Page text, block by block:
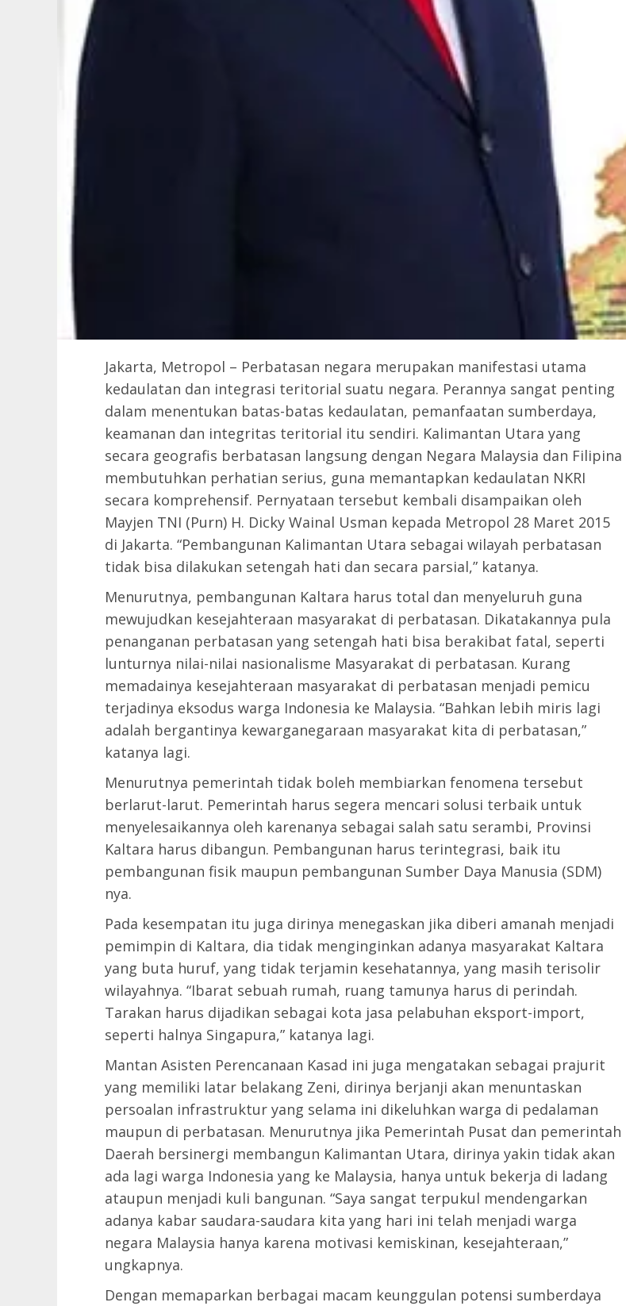
Jakarta, Metropol – Perbatasan negara merupakan manifestasi utama
kedaulatan dan integrasi teritorial suatu negara. Perannya sangat penting
dalam menentukan batas-batas kedaulatan, pemanfaatan sumberdaya,
keamanan dan integritas teritorial itu sendiri. Kalimantan Utara yang
secara geografis berbatasan langsung dengan Negara Malaysia dan Filipina
membutuhkan perhatian serius, guna memantapkan kedaulatan NKRI
secara komprehensif. Pernyataan tersebut kembali disampaikan oleh
Mayjen TNI (Purn) H. Dicky Wainal Usman kepada Metropol 28 Maret 2015
di Jakarta. “Pembangunan Kalimantan Utara sebagai wilayah perbatasan
tidak bisa dilakukan setengah hati dan secara parsial,” katanya.
Menurutnya, pembangunan Kaltara harus total dan menyeluruh guna
mewujudkan kesejahteraan masyarakat di perbatasan. Dikatakannya pula
penanganan perbatasan yang setengah hati bisa berakibat fatal, seperti
lunturnya nilai-nilai nasionalisme Masyarakat di perbatasan. Kurang
memadainya kesejahteraan masyarakat di perbatasan menjadi pemicu
terjadinya eksodus warga Indonesia ke Malaysia. “Bahkan lebih miris lagi
adalah bergantinya kewarganegaraan masyarakat kita di perbatasan,”
katanya lagi.
Menurutnya pemerintah tidak boleh membiarkan fenomena tersebut
berlarut-larut. Pemerintah harus segera mencari solusi terbaik untuk
menyelesaikannya oleh karenanya sebagai salah satu serambi, Provinsi
Kaltara harus dibangun. Pembangunan harus terintegrasi, baik itu
pembangunan fisik maupun pembangunan Sumber Daya Manusia (SDM)
nya.
Pada kesempatan itu juga dirinya menegaskan jika diberi amanah menjadi
pemimpin di Kaltara, dia tidak menginginkan adanya masyarakat Kaltara
yang buta huruf, yang tidak terjamin kesehatannya, yang masih terisolir
wilayahnya. “Ibarat sebuah rumah, ruang tamunya harus di perindah.
Tarakan harus dijadikan sebagai kota jasa pelabuhan eksport-import,
seperti halnya Singapura,” katanya lagi.
Mantan Asisten Perencanaan Kasad ini juga mengatakan sebagai prajurit
yang memiliki latar belakang Zeni, dirinya berjanji akan menuntaskan
persoalan infrastruktur yang selama ini dikeluhkan warga di pedalaman
maupun di perbatasan. Menurutnya jika Pemerintah Pusat dan pemerintah
Daerah bersinergi membangun Kalimantan Utara, dirinya yakin tidak akan
ada lagi warga Indonesia yang ke Malaysia, hanya untuk bekerja di ladang
ataupun menjadi kuli bangunan. “Saya sangat terpukul mendengarkan
adanya kabar saudara-saudara kita yang hari ini telah menjadi warga
negara Malaysia hanya karena motivasi kemiskinan, kesejahteraan,”
ungkapnya.
Dengan memaparkan berbagai macam keunggulan potensi sumberdaya